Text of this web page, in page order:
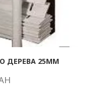
ДЕРЕВА 25ММ